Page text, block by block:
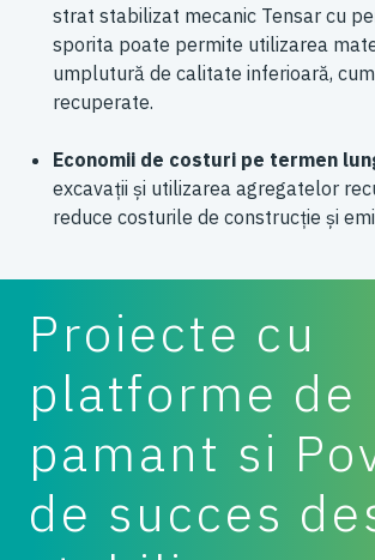
strat stabilizat mecanic Tensar cu
sporita poate permite utilizarea
umplutură de calitate inferioară,
recuperate.
Economii de costuri pe termen
excavații și utilizarea agregatelor
reduce costurile de construcție și
Proiecte cu
platforme de
pamant si
de succes